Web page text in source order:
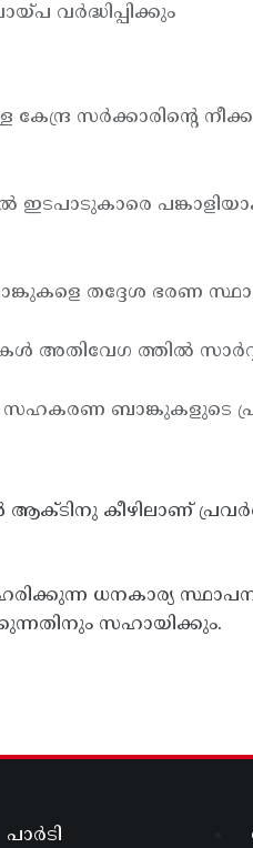
വര്‍ദ്ധിപ്പിക്കും
സര്‍ക്കാരിന്റെ
ഇടപാടുകാരെ
തദ്ദേശ ഭരണ
അതിവേഗ ത്തില്‍
ബാങ്കുകളുടെ
ആക്ടിനു കീഴിലാണ്
ധനകാര്യ
സഹായിക്കും.
പാർടി